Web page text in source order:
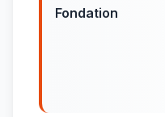
Fondation